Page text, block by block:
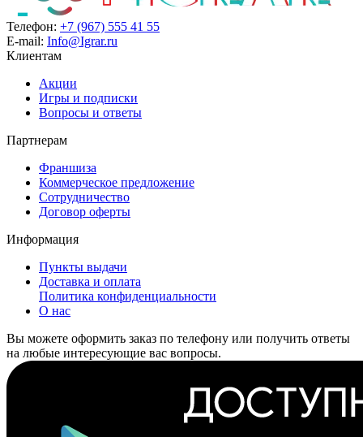
Телефон: +7 (967) 555 41 55
E-mail: Info@Igrar.ru
Клиентам
Акции
Игры и подписки
Вопросы и ответы
Партнерам
Франшиза
Коммерческое предложение
Сотрудничество
Договор оферты
Информация
Пункты выдачи
Доставка и оплата
Политика конфиденциальности
О нас
Вы можете оформить заказ по телефону или получить ответы
на любые интересующие вас вопросы.